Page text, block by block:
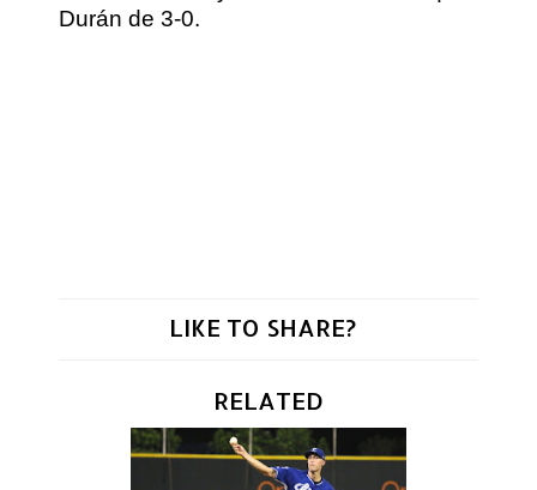
Durán de 3-0.
LIKE TO SHARE?
RELATED